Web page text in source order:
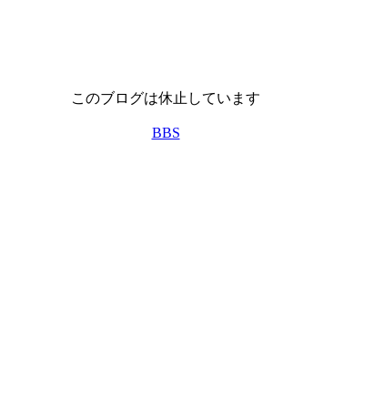
このブログは休止しています
BBS